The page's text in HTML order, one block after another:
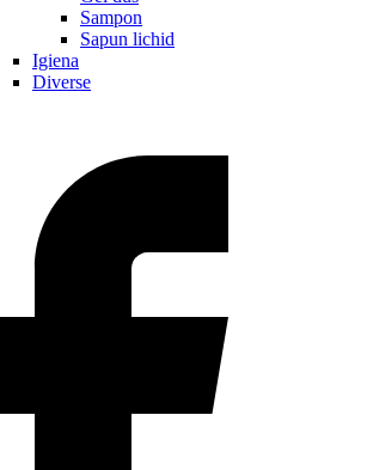
Sampon
Sapun lichid
Igiena
Diverse